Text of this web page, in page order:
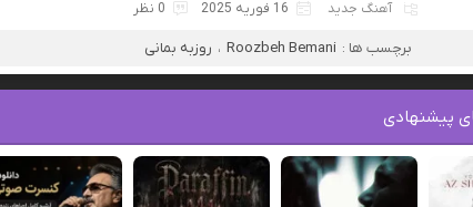
آهنگ جدید 16 فوریه 2025 0 نظر
برچسب ها : Roozbeh Bemani ، روزبه بمانی
پیشنهادی